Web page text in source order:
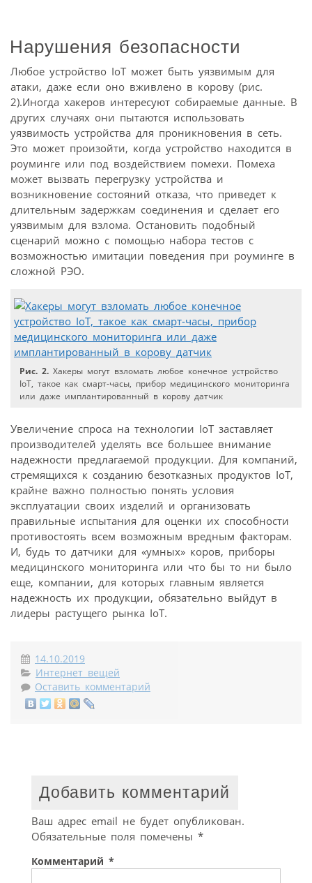
Нарушения безопасности
Любое устройство IoT может быть уязвимым для
атаки, даже если оно вживлено в корову (рис.
2).Иногда хакеров интересуют собираемые данные. В
других случаях они пытаются использовать
уязвимость устройства для проникновения в сеть.
Это может произойти, когда устройство находится в
роуминге или под воздействием помехи. Помеха
может вызвать перегрузку устройства и
возникновение состояний отказа, что приведет к
длительным задержкам соединения и сделает его
уязвимым для взлома. Остановить подобный
сценарий можно с помощью набора тестов с
возможностью имитации поведения при роуминге в
сложной РЭО.
Рис. 2. Хакеры могут взломать любое конечное устройство
IoT, такое как смарт-часы, прибор медицинского мониторинга
или даже имплантированный в корову датчик
Увеличение спроса на технологии IoT заставляет
производителей уделять все большее внимание
надежности предлагаемой продукции. Для компаний,
стремящихся к созданию безотказных продуктов IoT,
крайне важно полностью понять условия
эксплуатации своих изделий и организовать
правильные испытания для оценки их способности
противостоять всем возможным вредным факторам.
И, будь то датчики для «умных» коров, приборы
медицинского мониторинга или что бы то ни было
еще, компании, для которых главным является
надежность их продукции, обязательно выйдут в
лидеры растущего рынка IoT.
14.10.2019
Интернет вещей
Оставить комментарий
Добавить комментарий
Ваш адрес email не будет опубликован.
Обязательные поля помечены *
Комментарий *